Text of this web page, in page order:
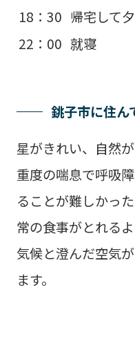
18：30 帰宅して
22：00 就寝
銚子市に住ん
星がきれい、自然
重度の喘息で呼吸
ることが難しかっ
常の食事がとれる
気候と澄んだ空気
ます。